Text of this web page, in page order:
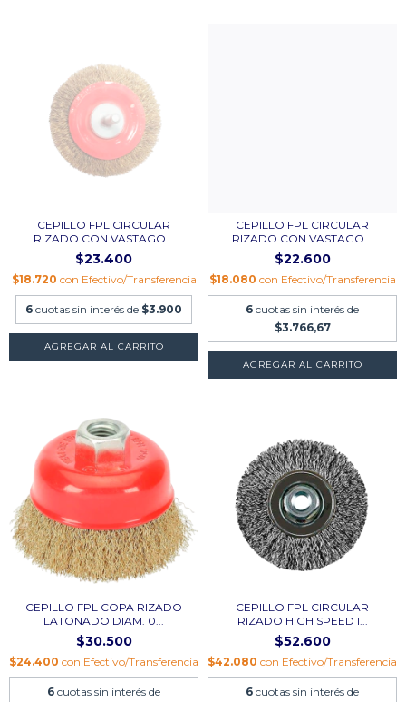
CEPILLO FPL CIRCULAR
RIZADO CON VASTAGO...
$23.400
$18.720 con Efectivo/Transferencia
6 cuotas sin interés de $3.900
CEPILLO FPL CIRCULAR
RIZADO CON VASTAGO...
$22.600
$18.080 con Efectivo/Transferencia
6 cuotas sin interés de
$3.766,67
CEPILLO FPL COPA RIZADO
LATONADO DIAM. 0...
$30.500
$24.400 con Efectivo/Transferencia
6 cuotas sin interés de
CEPILLO FPL CIRCULAR
RIZADO HIGH SPEED I...
$52.600
$42.080 con Efectivo/Transferencia
6 cuotas sin interés de